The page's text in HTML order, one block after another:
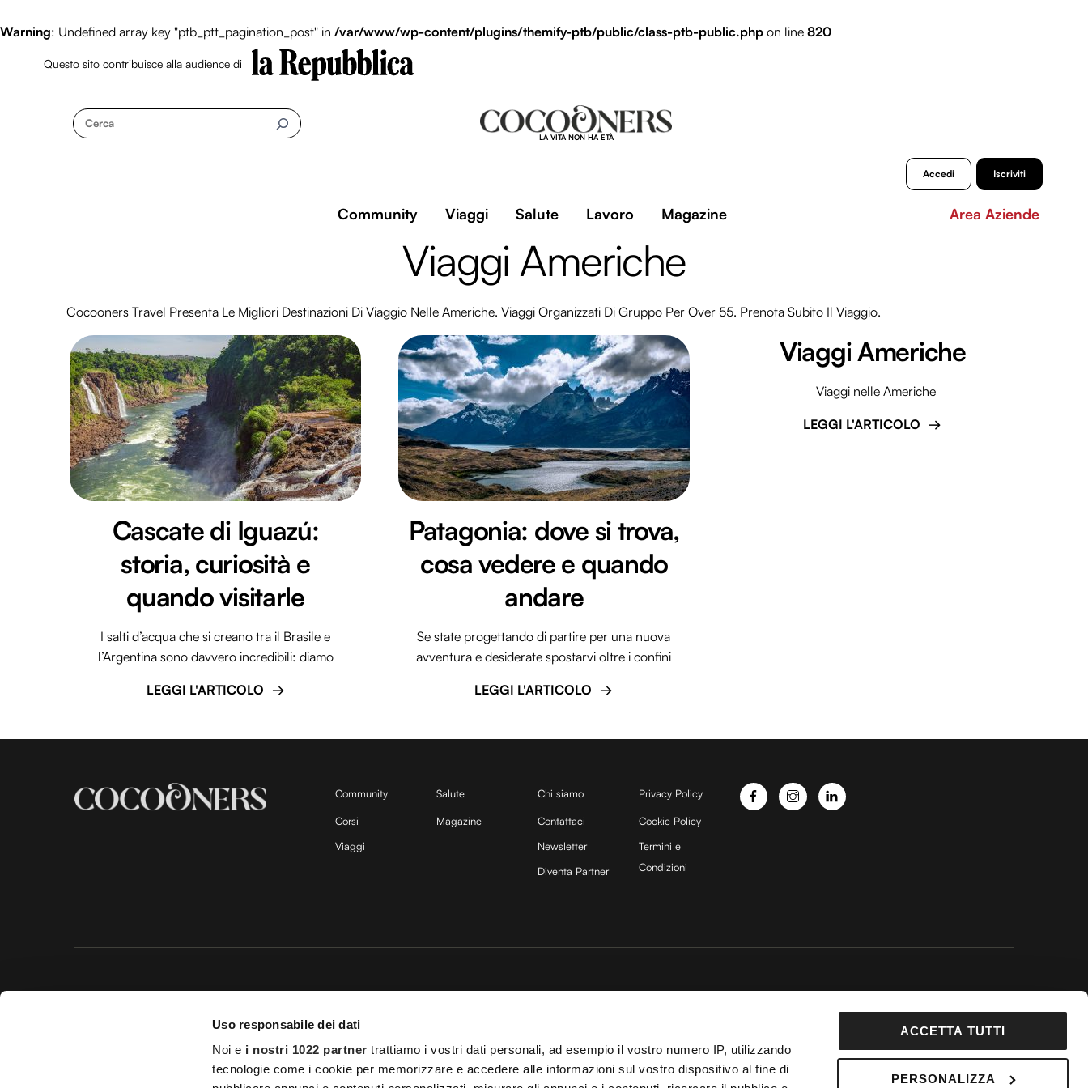
Uso responsabile dei dati
Noi e i nostri 1022 partner trattiamo i vostri dati personali, ad esempio il vostro numero IP, utilizzando
tecnologie come i cookie per memorizzare e accedere alle informazioni sul vostro dispositivo al fine di
ACCETTA TUTTI
PERSONALIZZA
Warning: Undefined array key "ptb_ptt_pagination_post" in /var/www/wp-content/plugins/themify-ptb/public/class-ptb-public.php on line 820
Questo sito contribuisce alla audience di
Cerca
LA VITA NON HA ETÀ
Accedi Iscriviti
Community Viaggi Salute Lavoro Magazine Area Aziende
Viaggi Americhe
Cocooners Travel Presenta Le Migliori Destinazioni Di Viaggio Nelle Americhe. Viaggi Organizzati Di Gruppo Per Over 55. Prenota Subito Il Viaggio.
Cascate di Iguazú:
storia, curiosità e
quando visitarle
I salti d’acqua che si creano tra il Brasile e
l’Argentina sono davvero incredibili: diamo
LEGGI L'ARTICOLO
Patagonia: dove si trova,
cosa vedere e quando
andare
Se state progettando di partire per una nuova
avventura e desiderate spostarvi oltre i confini
LEGGI L'ARTICOLO
Viaggi Americhe
Viaggi nelle Americhe
LEGGI L'ARTICOLO
Community
Corsi
Viaggi
Salute
Magazine
Chi siamo
Contattaci
Newsletter
Diventa Partner
Privacy Policy
Cookie Policy
Termini e
Condizioni
Impostazioni dei Cookies–Termini e Condizioni – Le immagini stock sono parzialmente fornite daDepositPhotos